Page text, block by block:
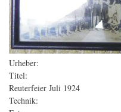
Urheber:
Titel:
Reuterfeier Juli 1924
Technik: